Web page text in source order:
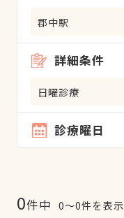
郡中駅
詳細条件
日曜診療
診療曜日
0件中 0〜0件を表示